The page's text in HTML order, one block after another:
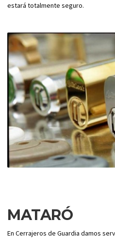
estará totalmente seguro.
MATARÓ
En Cerrajeros de Guardia damos